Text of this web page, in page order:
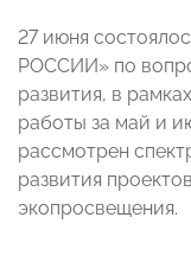
27 июня
РОССИИ» по
развития, в
работы за май и
рассмотрен
развития
экопросвещения.